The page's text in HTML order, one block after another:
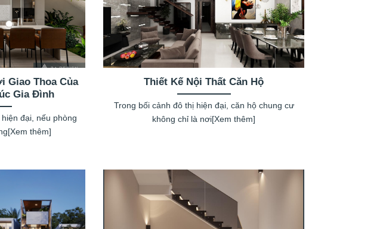
Giao Thoa Của
Gia Đình
đại, nếu phòng
thêm]
Thiết Kế Nội Thất Căn Hộ
Trong bối cảnh đô thị hiện đại, căn hộ chung cư
không chỉ là nơi[Xem thêm]